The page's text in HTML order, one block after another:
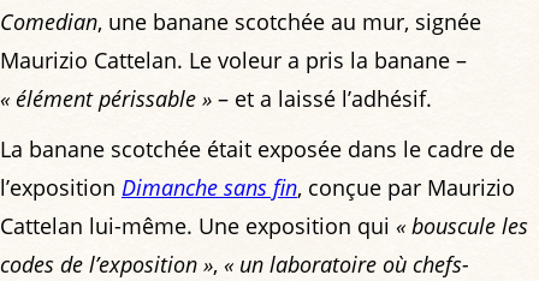
Comedian, une banane scotchée au mur, signée
Maurizio Cattelan. Le voleur a pris la banane –
« élément périssable » – et a laissé l’adhésif.
La banane scotchée était exposée dans le cadre de
l’exposition Dimanche sans fin, conçue par Maurizio
Cattelan lui-même. Une exposition qui « bouscule les
codes de l’exposition », « un laboratoire où chefs-